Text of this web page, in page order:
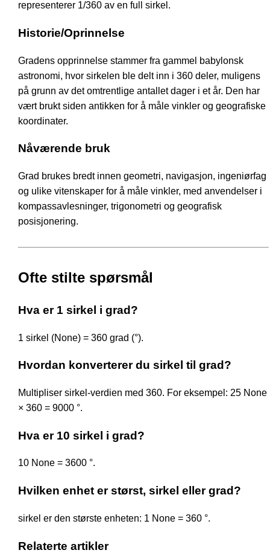
representerer 1/360 av en full sirkel.
Historie/Oprinnelse
Gradens opprinnelse stammer fra gammel babylonsk
astronomi, hvor sirkelen ble delt inn i 360 deler, muligens
på grunn av det omtrentlige antallet dager i et år. Den har
vært brukt siden antikken for å måle vinkler og geografiske
koordinater.
Nåværende bruk
Grad brukes bredt innen geometri, navigasjon, ingeniørfag
og ulike vitenskaper for å måle vinkler, med anvendelser i
kompassavlesninger, trigonometri og geografisk
posisjonering.
Ofte stilte spørsmål
Hva er 1 sirkel i grad?
1 sirkel (None) = 360 grad (°).
Hvordan konverterer du sirkel til grad?
Multipliser sirkel-verdien med 360. For eksempel: 25 None
× 360 = 9000 °.
Hva er 10 sirkel i grad?
10 None = 3600 °.
Hvilken enhet er størst, sirkel eller grad?
sirkel er den største enheten: 1 None = 360 °.
Relaterte artikler